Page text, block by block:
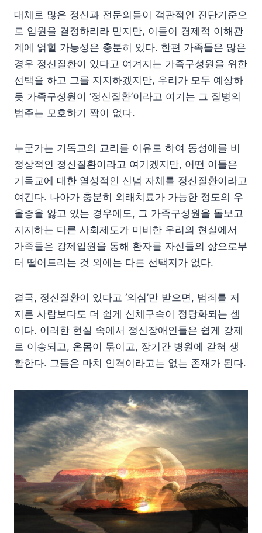
대체로 많은 정신과 전문의들이 객관적인 진단기준으
로 입원을 결정하리라 믿지만, 이들이 경제적 이해관
계에 얽힐 가능성은 충분히 있다. 한편 가족들은 많은
경우 정신질환이 있다고 여겨지는 가족구성원을 위한
선택을 하고 그를 지지하겠지만, 우리가 모두 예상하
듯 가족구성원이 ‘정신질환’이라고 여기는 그 질병의
범주는 모호하기 짝이 없다.
누군가는 기독교의 교리를 이유로 하여 동성애를 비
정상적인 정신질환이라고 여기겠지만, 어떤 이들은
기독교에 대한 열성적인 신념 자체를 정신질환이라고
여긴다. 나아가 충분히 외래치료가 가능한 정도의 우
울증을 앓고 있는 경우에도, 그 가족구성원을 돌보고
지지하는 다른 사회제도가 미비한 우리의 현실에서
가족들은 강제입원을 통해 환자를 자신들의 삶으로부
터 떨어드리는 것 외에는 다른 선택지가 없다.
결국, 정신질환이 있다고 ‘의심’만 받으면, 범죄를 저
지른 사람보다도 더 쉽게 신체구속이 정당화되는 셈
이다. 이러한 현실 속에서 정신장애인들은 쉽게 강제
로 이송되고, 온몸이 묶이고, 장기간 병원에 갇혀 생
활한다. 그들은 마치 인격이라고는 없는 존재가 된다.